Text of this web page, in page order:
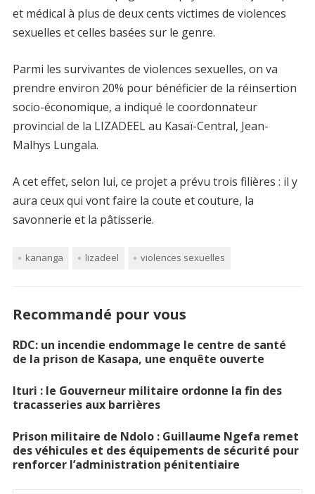
et médical à plus de deux cents victimes de violences
sexuelles et celles basées sur le genre.
Parmi les survivantes de violences sexuelles, on va
prendre environ 20% pour bénéficier de la réinsertion
socio-économique, a indiqué le coordonnateur
provincial de la LIZADEEL au Kasaï-Central, Jean-
Malhys Lungala.
A cet effet, selon lui, ce projet a prévu trois filières : il y
aura ceux qui vont faire la coute et couture, la
savonnerie et la pâtisserie.
kananga lizadeel violences sexuelles
Recommandé pour vous
RDC: un incendie endommage le centre de santé
de la prison de Kasapa, une enquête ouverte
Ituri : le Gouverneur militaire ordonne la fin des
tracasseries aux barrières
Prison militaire de Ndolo : Guillaume Ngefa remet
des véhicules et des équipements de sécurité pour
renforcer l’administration pénitentiaire